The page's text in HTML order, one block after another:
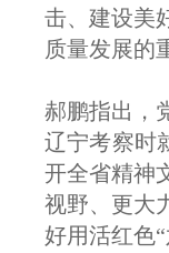
击、建设美
质量发展的
郝鹏指出，
辽宁考察时
开全省精神
视野、更大
好用活红色